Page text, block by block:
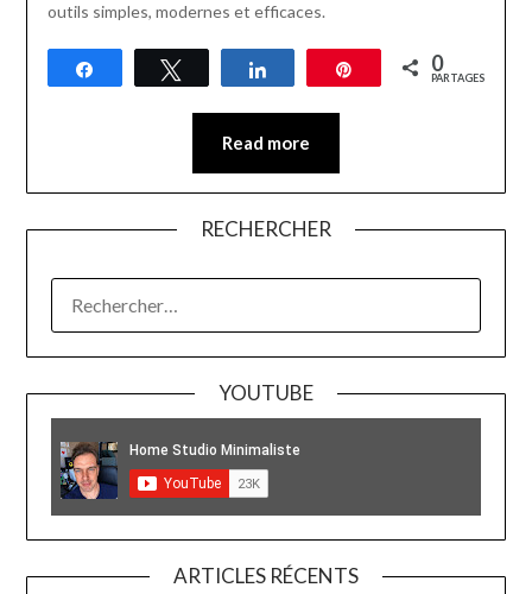
outils simples, modernes et efficaces.
Partagez Tweetez Partagez Épingle 0
PARTAGES
Read more
RECHERCHER
YOUTUBE
ARTICLES RÉCENTS